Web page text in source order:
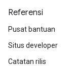
Referensi
Pusat bantuan
Situs developer
Catatan rilis